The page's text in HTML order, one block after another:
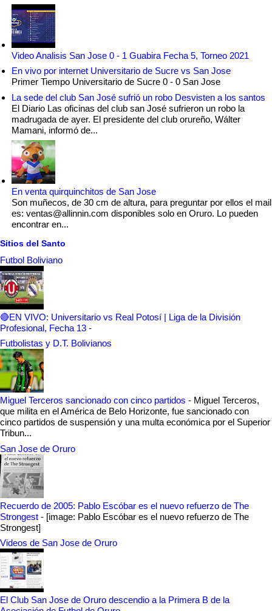
Video Analisis San Jose 0 - 1 Guabira Fecha 5, Torneo 2021
En vivo por internet Universitario de Sucre vs San Jose
Primer Tiempo Universitario de Sucre 0 - 0 San Jose
La sede del club San José sufrió un robo Desvisten a los santos
El Diario Las oficinas del club san José sufrieron un robo la
madrugada de ayer. El presidente del club orureño, Wálter
Mamani, informó de...
En venta quirquinchitos de San Jose
Son muñecos, de 30 cm de altura, para preguntar por ellos el mail
es: ventas@allinnin.com disponibles solo en Oruro. Lo pueden
encontrar en...
Sitios del Santo
Futbol Boliviano
🔴EN VIVO: Universitario vs Real Potosí | Liga de la División
Profesional, Fecha 13 -
Futbolistas y D.T. Bolivianos
Miguel Terceros sancionado con cinco partidos - Miguel Terceros,
que milita en el América de Belo Horizonte, fue sancionado con
cinco partidos de suspensión y una multa económica por el Superior
Tribun...
San Jose de Oruro
Recuerdo de 2005: Pablo Escóbar es el nuevo refuerzo de The
Strongest - [image: Pablo Escóbar es el nuevo refuerzo de The
Strongest]
Videos de San Jose de Oruro
El Club San Jose de Oruro descendio a la Primera B de la